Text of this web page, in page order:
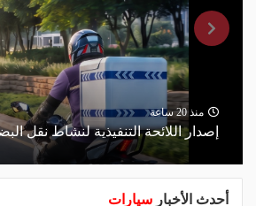
منذ 20 ساعة
إصدار اللائحة التنفيذية لنشاط نقل
أحدث الأخبار سيارات